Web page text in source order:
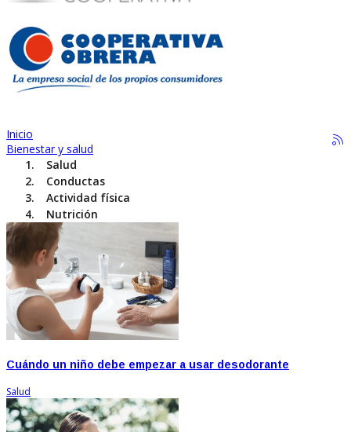
Inicio
Bienestar y salud
Salud
Conductas
Actividad física
Nutrición
Cuándo un niño debe empezar a usar desodorante
Salud